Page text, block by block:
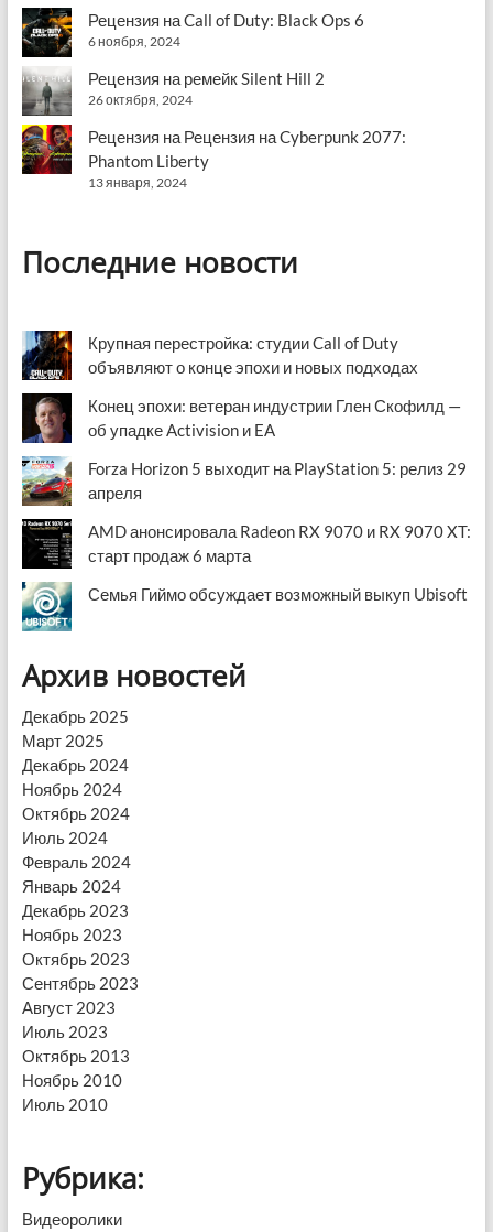
Рецензия на Call of Duty: Black Ops 6
6 ноября, 2024
Рецензия на ремейк Silent Hill 2
26 октября, 2024
Рецензия на Рецензия на Cyberpunk 2077:
Phantom Liberty
13 января, 2024
Последние новости
Крупная перестройка: студии Call of Duty
объявляют о конце эпохи и новых подходах
Конец эпохи: ветеран индустрии Глен Скофилд —
об упадке Activision и EA
Forza Horizon 5 выходит на PlayStation 5: релиз 29
апреля
AMD анонсировала Radeon RX 9070 и RX 9070 XT:
старт продаж 6 марта
Семья Гиймо обсуждает возможный выкуп Ubisoft
Архив новостей
Декабрь 2025
Март 2025
Декабрь 2024
Ноябрь 2024
Октябрь 2024
Июль 2024
Февраль 2024
Январь 2024
Декабрь 2023
Ноябрь 2023
Октябрь 2023
Сентябрь 2023
Август 2023
Июль 2023
Октябрь 2013
Ноябрь 2010
Июль 2010
Рубрика:
Видеоролики